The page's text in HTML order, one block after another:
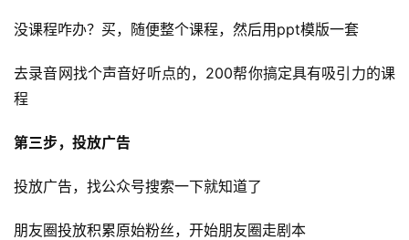
资
员
区
​没课程咋办？买，随便整个课程，然后用ppt模版一套
去录音网找个声音好听点的，200帮你搞定具有吸引力的课
程
第三步，投放广告
投放广告，找公众号搜索一下就知道了
朋友圈投放积累原始粉丝，开始朋友圈走剧本